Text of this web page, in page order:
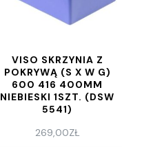
VISO SKRZYNIA Z
POKRYWĄ (S X W G)
600 416 400MM
NIEBIESKI 1SZT. (DSW
5541)
269,00ZŁ